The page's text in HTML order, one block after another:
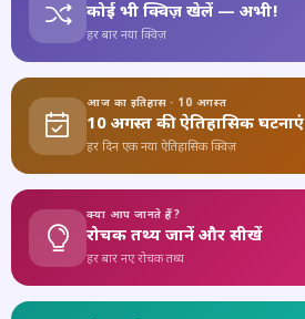
कोई भी क्विज़ खेलें — अभी!
हर बार नया क्विज़
आज का इतिहास · 10 अगस्त
10 अगस्त की ऐतिहासिक घटनाएं
हर दिन एक नया ऐतिहासिक क्विज़
क्या आप जानते हैं?
रोचक तथ्य जानें और सीखें
हर बार नए रोचक तथ्य